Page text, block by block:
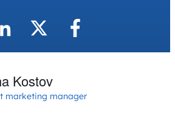
Kostov
marketing manager